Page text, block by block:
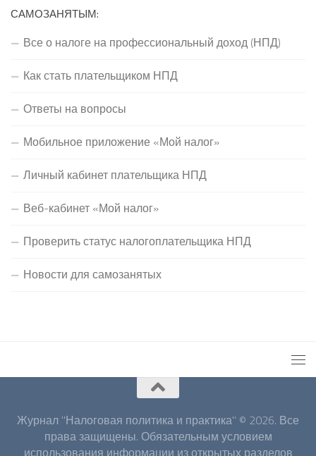
САМОЗАНЯТЫМ:
Все о налоге на профессиональный доход (НПД)
Как стать плательщиком НПД
Ответы на вопросы
Мобильное приложение «Мой налог»
Личный кабинет плательщика НПД
Веб-кабинет «Мой налог»
Проверить статус налогоплательщика НПД
Новости для самозанятых
Журнал "Налоговая политика и практика" © 2026. Все
права защищены. Обязательным условием